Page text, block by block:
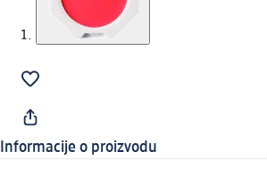
Informacije o proizvodu